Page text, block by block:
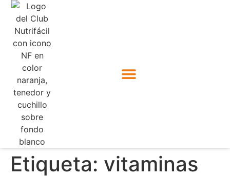
Etiqueta: vitaminas